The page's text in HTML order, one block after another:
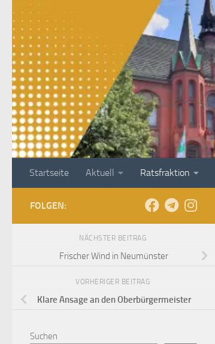
Zum Inhalt springen
Startseite Aktuell Ratsfraktion
FOLGEN:
NÄCHSTER BEITRAG
Frischer Wind in Neumünster
VORHERIGER BEITRAG
Klare Ansage an den Oberbürgermeister
Suchen